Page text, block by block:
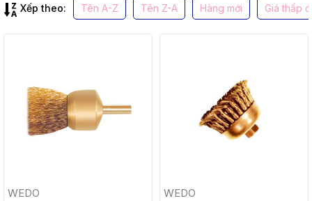
Xếp theo: Tên A-Z Tên Z-A Hàng mới Giá thấp
WEDO WEDO